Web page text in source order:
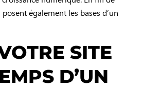
également les bases d’un
SITE
D’UN